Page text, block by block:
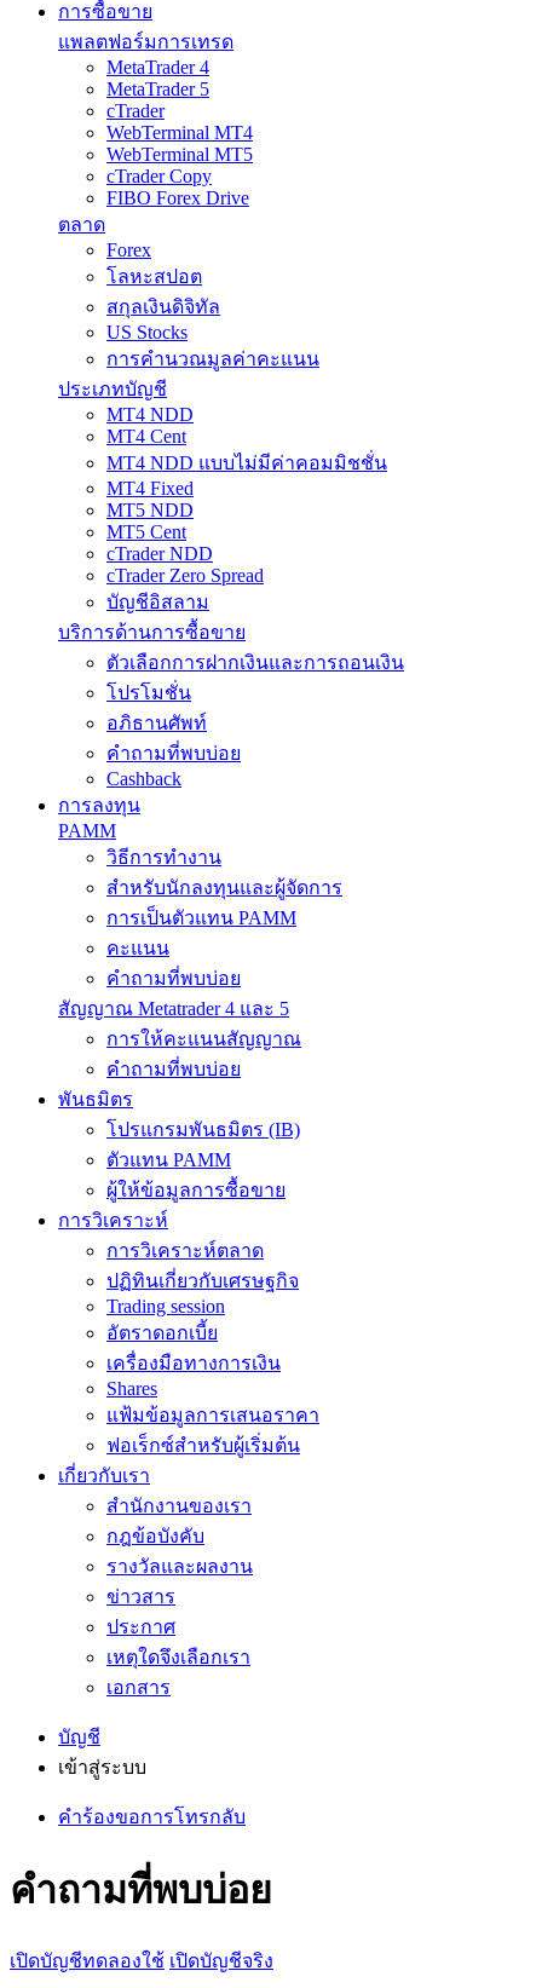
การซื้อขาย
แพลตฟอร์มการเทรด
MetaTrader 4
MetaTrader 5
cTrader
WebTerminal MT4
WebTerminal MT5
cTrader Copy
FIBO Forex Drive
ตลาด
Forex
โลหะสปอต
สกุลเงินดิจิทัล
US Stocks
การคำนวณมูลค่าคะแนน
ประเภทบัญชี
MT4 NDD
MT4 Cent
MT4 NDD แบบไม่มีค่าคอมมิชชั่น
MT4 Fixed
MT5 NDD
MT5 Cent
cTrader NDD
cTrader Zero Spread
บัญชีอิสลาม
บริการด้านการซื้อขาย
ตัวเลือกการฝากเงินและการถอนเงิน
โปรโมชั่น
อภิธานศัพท์
คำถามที่พบบ่อย
Cashback
การลงทุน
PAMM
วิธีการทำงาน
สำหรับนักลงทุนและผู้จัดการ
การเป็นตัวแทน PAMM
คะแนน
คำถามที่พบบ่อย
สัญญาณ Metatrader 4 และ 5
การให้คะแนนสัญญาณ
คำถามที่พบบ่อย
พันธมิตร
โปรแกรมพันธมิตร (IB)
ตัวแทน PAMM
ผู้ให้ข้อมูลการซื้อขาย
การวิเคราะห์
การวิเคราะห์ตลาด
ปฏิทินเกี่ยวกับเศรษฐกิจ
Trading session
อัตราดอกเบี้ย
เครื่องมือทางการเงิน
Shares
แฟ้มข้อมูลการเสนอราคา
ฟอเร็กซ์สำหรับผู้เริ่มต้น
เกี่ยวกับเรา
สำนักงานของเรา
กฎข้อบังคับ
รางวัลและผลงาน
ข่าวสาร
ประกาศ
เหตุใดจึงเลือกเรา
เอกสาร
บัญชี
เข้าสู่ระบบ
คำร้องขอการโทรกลับ
คำถามที่พบบ่อย
เปิดบัญชีทดลองใช้ เปิดบัญชีจริง